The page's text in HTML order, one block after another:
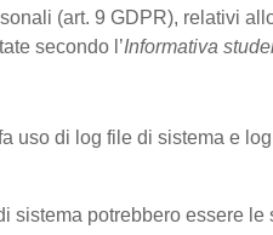
(art. 9 GDPR), relativi
secondo l’Informativa
uso di log file di sistema e
sistema potrebbero essere le